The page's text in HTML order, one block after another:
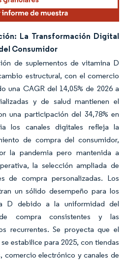
La Transformación Digital
Consumidor
de suplementos de vitamina D
estructural, con el comercio
una CAGR del 14,05% de 2026 a
y de salud mantienen el
una participación del 34,78% en
los canales digitales refleja la
de compra del consumidor,
la pandemia pero mantenida a
la selección ampliada de
de compra personalizadas. Los
un sólido desempeño para los
D debido a la uniformidad del
compra consistentes y las
recurrentes. Se proyecta que el
estabilice para 2025, con tiendas
comercio electrónico y canales de